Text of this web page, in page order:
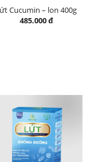
Cucumin – lon 400g
485.000 đ